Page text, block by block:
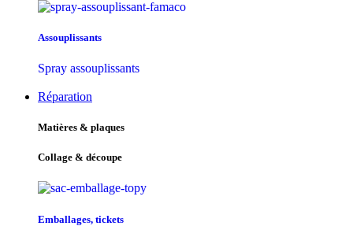
Assouplissants
Spray assouplissants
Réparation
Matières & plaques
Collage & découpe
Emballages, tickets